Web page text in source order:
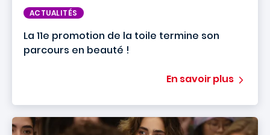
ACTUALITÉS
La 11e promotion de la toile termine son
parcours en beauté !
En savoir plus